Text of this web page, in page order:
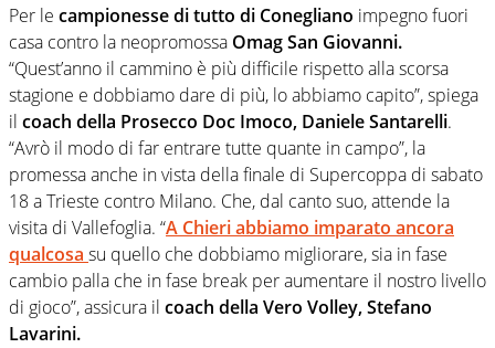
Per le campionesse di tutto di Conegliano impegno fuori
casa contro la neopromossa Omag San Giovanni.
“Quest’anno il cammino è più difficile rispetto alla scorsa
stagione e dobbiamo dare di più, lo abbiamo capito”, spiega
il coach della Prosecco Doc Imoco, Daniele Santarelli.
“Avrò il modo di far entrare tutte quante in campo”, la
promessa anche in vista della finale di Supercoppa di sabato
18 a Trieste contro Milano. Che, dal canto suo, attende la
visita di Vallefoglia. “A Chieri abbiamo imparato ancora
qualcosa su quello che dobbiamo migliorare, sia in fase
cambio palla che in fase break per aumentare il nostro livello
di gioco”, assicura il coach della Vero Volley, Stefano
Lavarini.